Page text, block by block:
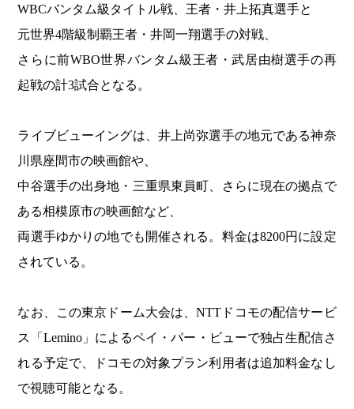
WBCバンタム級タイトル戦、王者・井上拓真選手と
元世界4階級制覇王者・井岡一翔選手の対戦、
さらに前WBO世界バンタム級王者・武居由樹選手の再
起戦の計3試合となる。
ライブビューイングは、井上尚弥選手の地元である神奈
川県座間市の映画館や、
中谷選手の出身地・三重県東員町、さらに現在の拠点で
ある相模原市の映画館など、
両選手ゆかりの地でも開催される。料金は8200円に設定
されている。
なお、この東京ドーム大会は、NTTドコモの配信サービ
ス「Lemino」によるペイ・パー・ビューで独占生配信さ
れる予定で、ドコモの対象プラン利用者は追加料金なし
で視聴可能となる。